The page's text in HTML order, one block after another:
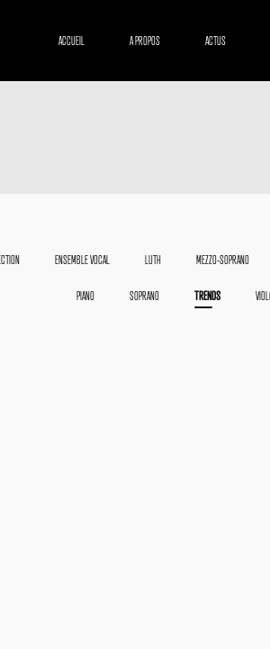
ACCUEIL A PROPOS ACTUS
ENSEMBLE VOCAL LUTH MEZZO-SOPRANO
PIANO SOPRANO TRENDS